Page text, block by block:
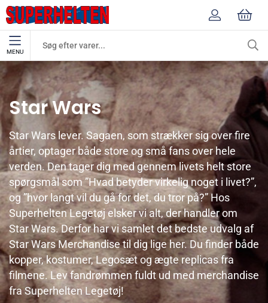
MENU
Mærker Star Wars
Star Wars
Star Wars lever. Sagaen, som strækker sig over fire
årtier, optager både store og små fans over hele
verden. Den tager dig med gennem livets helt store
spørgsmål som ”Hvad betyder virkelig noget i livet?”,
og ”hvor langt vil du gå for det, du tror på?” Hos
Superhelten Legetøj elsker vi alt, der handler om
Star Wars. Derfor har vi samlet det bedste udvalg af
Star Wars Merchandise til dig lige her. Du finder både
kopper, kostumer, Legosæt og ægte replicas fra
filmene. Lev fandrømmen fuldt ud med merchandise
fra Superhelten Legetøj!